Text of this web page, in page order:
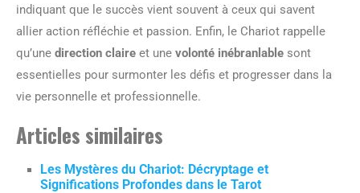
indiquant que le succès vient souvent à ceux qui savent
allier action réfléchie et passion. Enfin, le Chariot rappelle
qu’une direction claire et une volonté inébranlable sont
essentielles pour surmonter les défis et progresser dans la
vie personnelle et professionnelle.
Articles similaires
Les Mystères du Chariot: Décryptage et
Significations Profondes dans le Tarot